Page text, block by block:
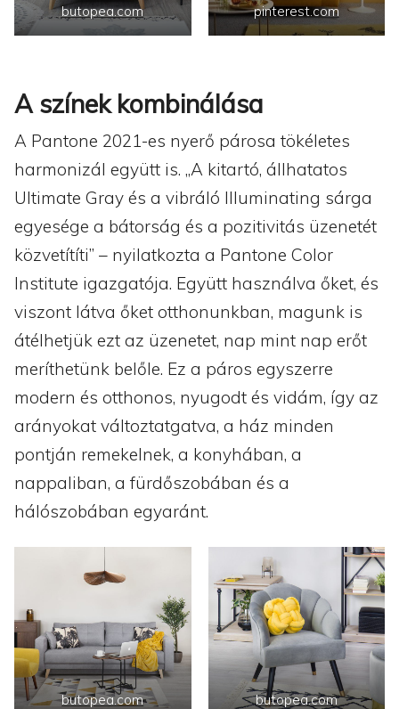
butopea.com pinterest.com
A színek kombinálása
A Pantone 2021-es nyerő párosa tökéletes
harmonizál együtt is. „A kitartó, állhatatos
Ultimate Gray és a vibráló Illuminating sárga
egyesége a bátorság és a pozitivitás üzenetét
közvetítíti” – nyilatkozta a Pantone Color
Institute igazgatója. Együtt használva őket, és
viszont látva őket otthonunkban, magunk is
átélhetjük ezt az üzenetet, nap mint nap erőt
meríthetünk belőle. Ez a páros egyszerre
modern és otthonos, nyugodt és vidám, így az
arányokat változtatgatva, a ház minden
pontján remekelnek, a konyhában, a
nappaliban, a fürdőszobában és a
hálószobában egyaránt.
butopea.com butopea.com